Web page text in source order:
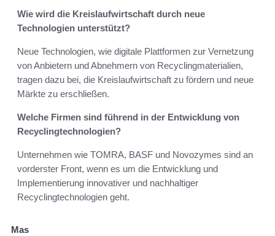
Wie wird die Kreislaufwirtschaft durch neue
Technologien unterstützt?
Neue Technologien, wie digitale Plattformen zur Vernetzung
von Anbietern und Abnehmern von Recyclingmaterialien,
tragen dazu bei, die Kreislaufwirtschaft zu fördern und neue
Märkte zu erschließen.
Welche Firmen sind führend in der Entwicklung von
Recyclingtechnologien?
Unternehmen wie TOMRA, BASF und Novozymes sind an
vorderster Front, wenn es um die Entwicklung und
Implementierung innovativer und nachhaltiger
Recyclingtechnologien geht.
Mas